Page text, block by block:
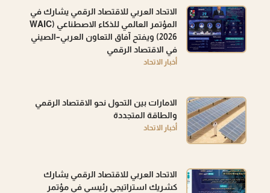
الاتحاد العربي للاقتصاد الرقمي يشارك في
المؤتمر العالمي للذكاء الاصطناعي (WAIC
2026) ويفتح آفاق التعاون العربي–الصيني
في الاقتصاد الرقمي
أخبار الاتحاد
الامارات بين التحول نحو الاقتصاد الرقمي
والطاقة المتجددة
أخبار الاتحاد
الاتحاد العربي للاقتصاد الرقمي يشارك
كشريك استراتيجي رئيسي في مؤتمر